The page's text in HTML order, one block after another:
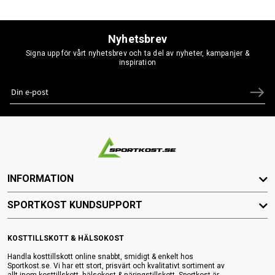
Nyhetsbrev
Signa upp för vårt nyhetsbrev och ta del av nyheter, kampanjer &
inspiration
KOSTTILLSKOTT & HÄLSOKOST
Handla kosttillskott online snabbt, smidigt & enkelt hos
Sportkost.se. Vi har ett stort, prisvärt och kvalitativt sortiment av
INFORMATION
SPORTKOST KUNDSUPPORT